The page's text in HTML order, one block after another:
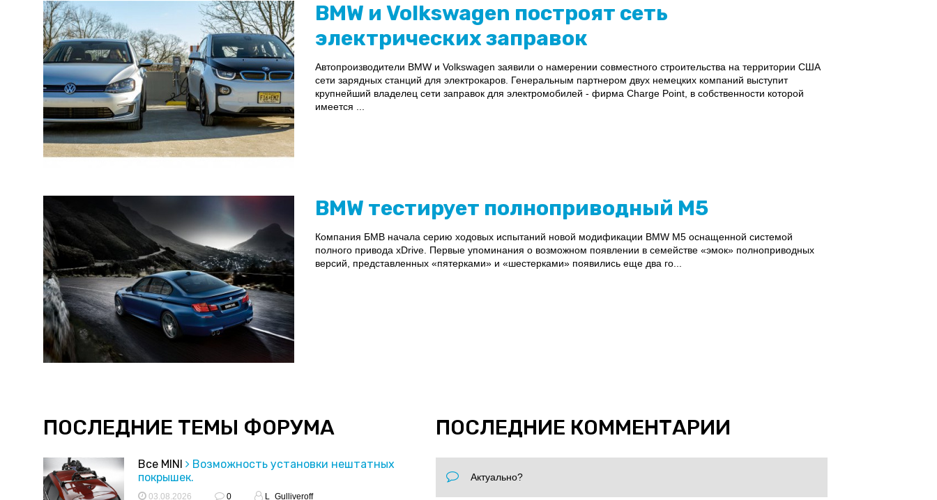
BMW и Volkswagen построят сеть
электрических заправок
Автопроизводители BMW и Volkswagen заявили о намерении совместного строительства на территории США
сети зарядных станций для электрокаров. Генеральным партнером двух немецких компаний выступит
крупнейший владелец сети заправок для электромобилей - фирма Charge Point, в собственности которой
имеется ...
BMW тестирует полноприводный M5
Компания БМВ начала серию ходовых испытаний новой модификации BMW M5 оснащенной системой
полного привода xDrive. Первые упоминания о возможном появлении в семействе «эмок» полноприводных
версий, представленных «пятерками» и «шестерками» появились еще два го...
ПОСЛЕДНИЕ ТЕМЫ ФОРУМА
Все MINI
Возможность установки нештатных
покрышек.
03.08.2026 0 L_Gulliveroff
ПОСЛЕДНИЕ КОММЕНТАРИИ
Актуально?